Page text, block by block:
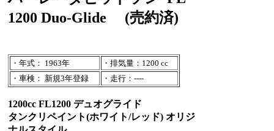
1200 Duo-Glide
(売約済)
・年式： 1963年
・排気量：1200 cc
・車検： 新規3年登録
・走行：----
1200cc FL1200 デュオグライド
タンクリペイント(ホワイト/レッド) オリジ